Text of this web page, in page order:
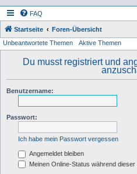
FAQ
Startseite Foren-Übersicht
Unbeantwortete Themen Aktive Themen
Du musst registriert und
Benutzername:
Passwort:
Ich habe mein Passwort vergessen
Angemeldet bleiben
Meinen Online-Status während